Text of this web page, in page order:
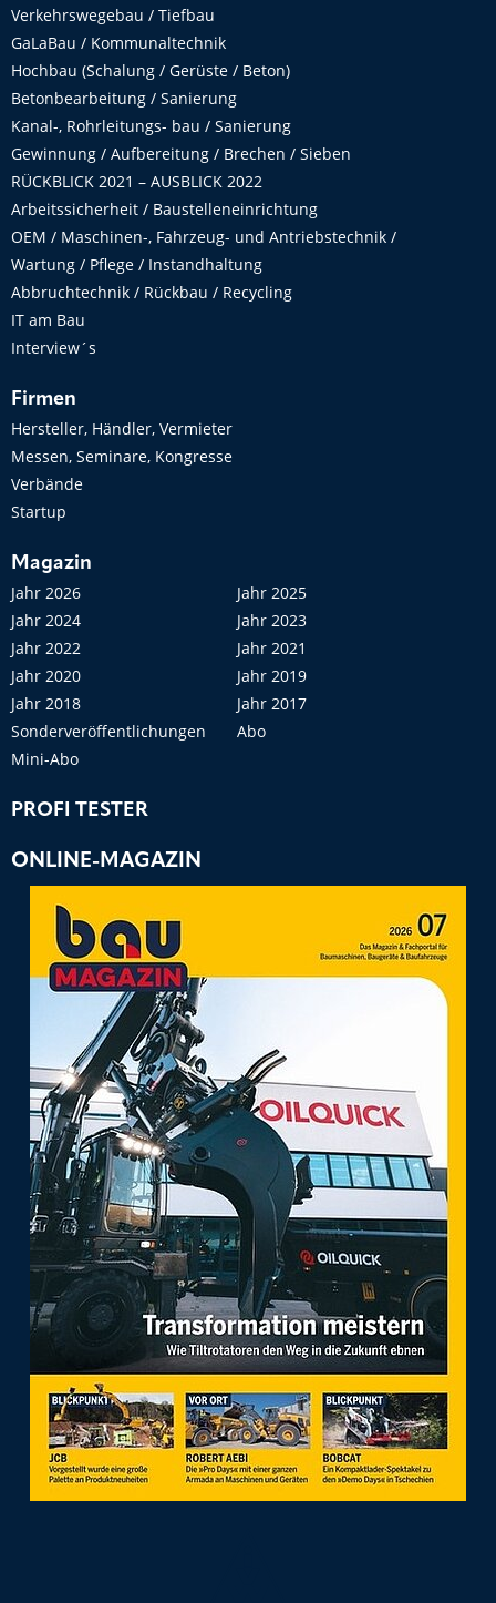
Verkehrswegebau / Tiefbau
GaLaBau / Kommunaltechnik
Hochbau (Schalung / Gerüste / Beton)
Betonbearbeitung / Sanierung
Kanal-, Rohrleitungs- bau / Sanierung
Gewinnung / Aufbereitung / Brechen / Sieben
RÜCKBLICK 2021 – AUSBLICK 2022
Arbeitssicherheit / Baustelleneinrichtung
OEM / Maschinen-, Fahrzeug- und Antriebstechnik /
Wartung / Pflege / Instandhaltung
Abbruchtechnik / Rückbau / Recycling
IT am Bau
Interview´s
Firmen
Hersteller, Händler, Vermieter
Messen, Seminare, Kongresse
Verbände
Startup
Magazin
Jahr 2026
Jahr 2025
Jahr 2024
Jahr 2023
Jahr 2022
Jahr 2021
Jahr 2020
Jahr 2019
Jahr 2018
Jahr 2017
Sonderveröffentlichungen
Abo
Mini-Abo
PROFI TESTER
ONLINE-MAGAZIN